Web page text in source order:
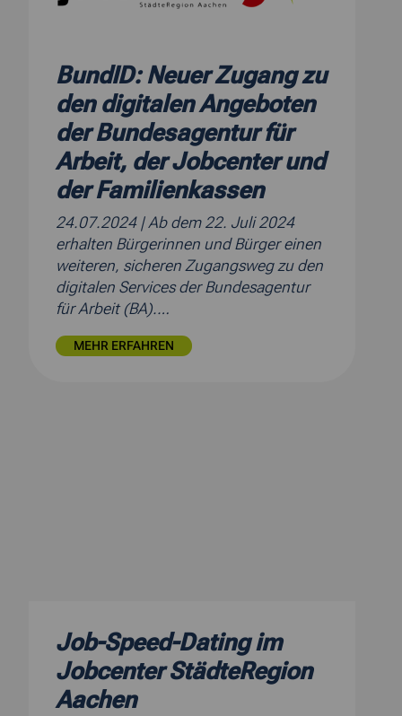
BundID: Neuer Zugang zu
den digitalen Angeboten
der Bundesagentur für
Arbeit, der Jobcenter und
der Familienkassen
24.07.2024 | Ab dem 22. Juli 2024
erhalten Bürgerinnen und Bürger einen
weiteren, sicheren Zugangsweg zu den
digitalen Services der Bundesagentur
für Arbeit (BA).…
MEHR ERFAHREN
Job-Speed-Dating im
Jobcenter StädteRegion
Aachen